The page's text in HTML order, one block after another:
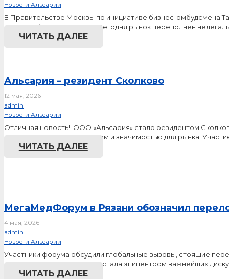
Новости Альсарии
В Правительстве Москвы по инициативе бизнес-омбудсмена
ещё зимой в Мосгордуме. Сегодня рынок переполнен
ЧИТАТЬ ДАЛЕЕ
Альсария – резидент Сколково
12 мая, 2026
admin
Новости Альсарии
Отличная новость! ООО «Альсария» стало резидентом
инновационным потенциалом и значимостью для рынка.
ЧИТАТЬ ДАЛЕЕ
МегаМедФорум в Рязани обозначил
4 мая, 2026
admin
Новости Альсарии
Участники форума обсудили глобальные вызовы, стоящие
медицине 24 апреля Рязань стала эпицентром важнейших
ЧИТАТЬ ДАЛЕЕ